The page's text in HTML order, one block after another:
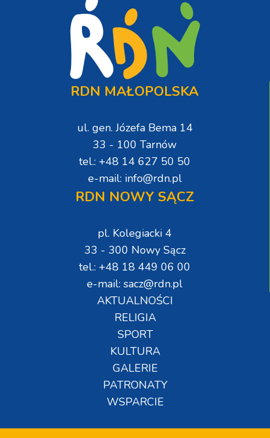
RDN MAŁOPOLSKA
ul. gen. Józefa Bema 14
33 - 100 Tarnów
tel.: +48 14 627 50 50
e-mail: info@rdn.pl
RDN NOWY SĄCZ
pl. Kolegiacki 4
33 - 300 Nowy Sącz
tel.: +48 18 449 06 00
e-mail: sacz@rdn.pl
AKTUALNOŚCI
RELIGIA
SPORT
KULTURA
GALERIE
PATRONATY
WSPARCIE